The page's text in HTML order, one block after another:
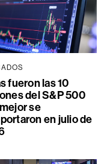
fueron las 10
del S&P 500
se
en julio de